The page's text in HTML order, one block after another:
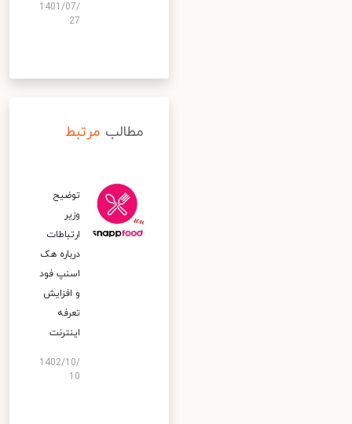
1401/07/
27
مطالب مرتبط
توضیح
وزیر
ارتباطات
درباره هک
اسنپ‌ فود
و افزایش
تعرفه
اینترنت
1402/10/
10